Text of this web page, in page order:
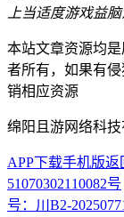
上当适度游戏益脑
本站文章资源均
者所有，如果有
销相应资源
绵阳且游网络科技
APP下载手机版返
51070302110082号
号：川B2-